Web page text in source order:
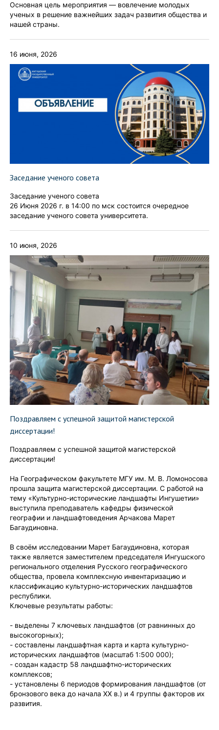
Основная цель мероприятия — вовлечение молодых
ученых в решение важнейших задач развития общества и
нашей страны.
16 июня, 2026
Заседание ученого совета
Заседание ученого совета
26 Июня 2026 г. в 14:00 по мск состоится очередное
заседание ученого совета университета.
10 июня, 2026
Поздравляем с успешной защитой магистерской
диссертации!
Поздравляем с успешной защитой магистерской
диссертации!
На Географическом факультете МГУ им. М. В. Ломоносова
прошла защита магистерской диссертации. С работой на
тему «Культурно-исторические ландшафты Ингушетии»
выступила преподаватель кафедры физической
географии и ландшафтоведения Арчакова Марет
Багаудиновна.
В своём исследовании Марет Багаудиновна, которая
также является заместителем председателя Ингушского
регионального отделения Русского географического
общества, провела комплексную инвентаризацию и
классификацию культурно-исторических ландшафтов
республики.
Ключевые результаты работы:
- выделены 7 ключевых ландшафтов (от равнинных до
высокогорных);
- составлены ландшафтная карта и карта культурно-
исторических ландшафтов (масштаб 1:500 000);
- создан кадастр 58 ландшафтно-исторических
комплексов;
- установлены 6 периодов формирования ландшафтов (от
бронзового века до начала XX в.) и 4 группы факторов их
развития.